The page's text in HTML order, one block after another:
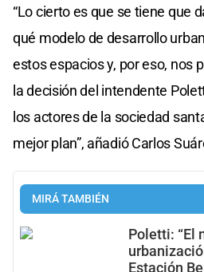
“Lo cierto es que se tiene que
qué modelo de desarrollo
estos espacios y, por eso, nos
la decisión del intendente
los actores de la sociedad
mejor plan”, añadió Carlos
MIRÁ TAMBIÉN
Poletti: “El
Estación